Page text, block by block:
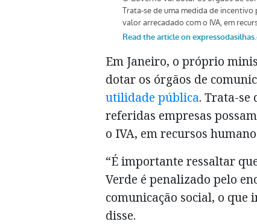
Em Janeiro, o próprio
dotar os órgãos de
utilidade pública. Trata-se
referidas empresas
o IVA, em recursos
“É importante ressaltar
Verde é penalizado pelo
comunicação social, o que
disse.